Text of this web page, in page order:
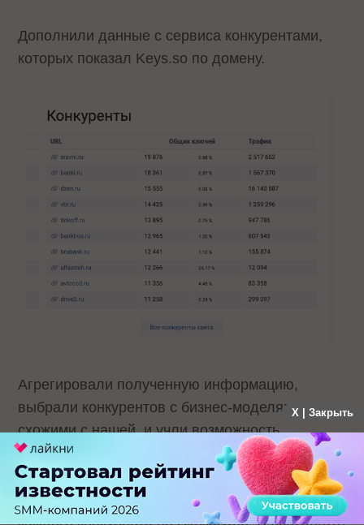
Дополнили данные с сервиса конкурентами,
которых показал Keys.so по домену.
Агрегировали полученную информацию,
выбрали конкурентов с бизнес-моделями,
схожими с нашей, и учли возможность
реализовать их функционал на нашем проекте.
Наконец, установили объем трафика для
каждого конкурента по Similarweb. В результате
X | Закрыть